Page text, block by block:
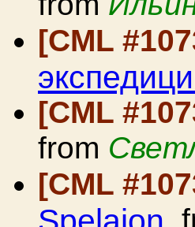
[CML
[CML
from
[CML
Spelaion